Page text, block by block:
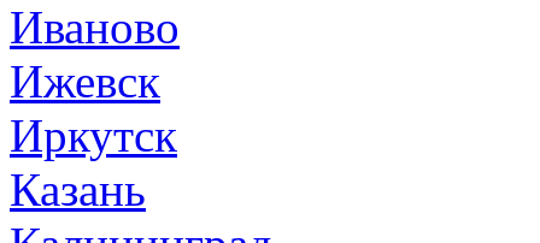
Иваново
Ижевск
Иркутск
Казань